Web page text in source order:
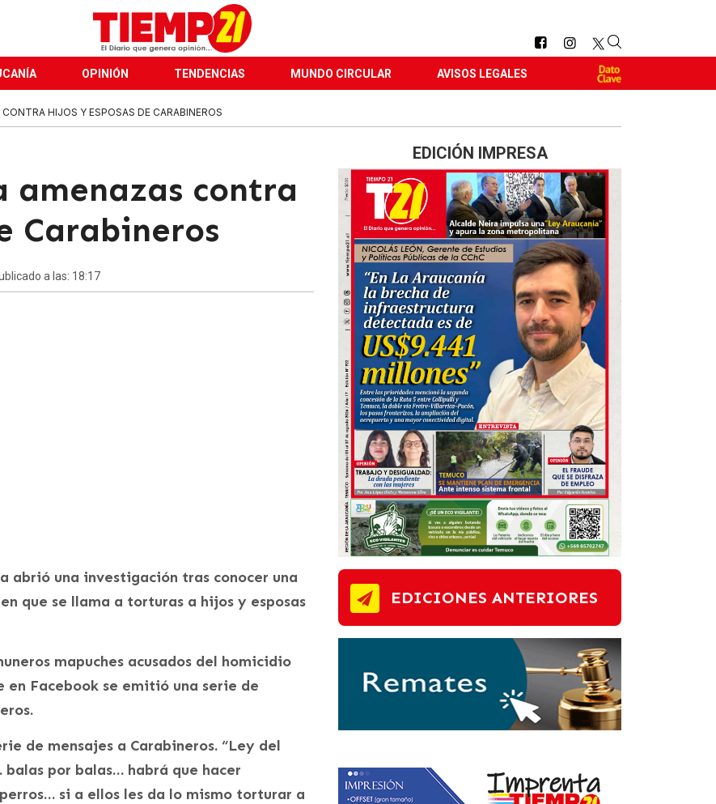
OPINIÓN TENDENCIAS MUNDO CIRCULAR AVISOS LEGALES
HIJOS Y ESPOSAS DE CARABINEROS
amenazas contra
Carabineros
a las: 18:17
abrió una investigación tras conocer una
que se llama a torturas a hijos y esposas
mapuches acusados del homicidio
Facebook se emitió una serie de
de mensajes a Carabineros. “Ley del
por balas… habrá que hacer
si a ellos les da lo mismo torturar a
EDICIÓN IMPRESA
EDICIONES ANTERIORES